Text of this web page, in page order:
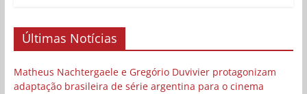
Últimas Notícias
Matheus Nachtergaele e Gregório Duvivier protagonizam
adaptação brasileira de série argentina para o cinema